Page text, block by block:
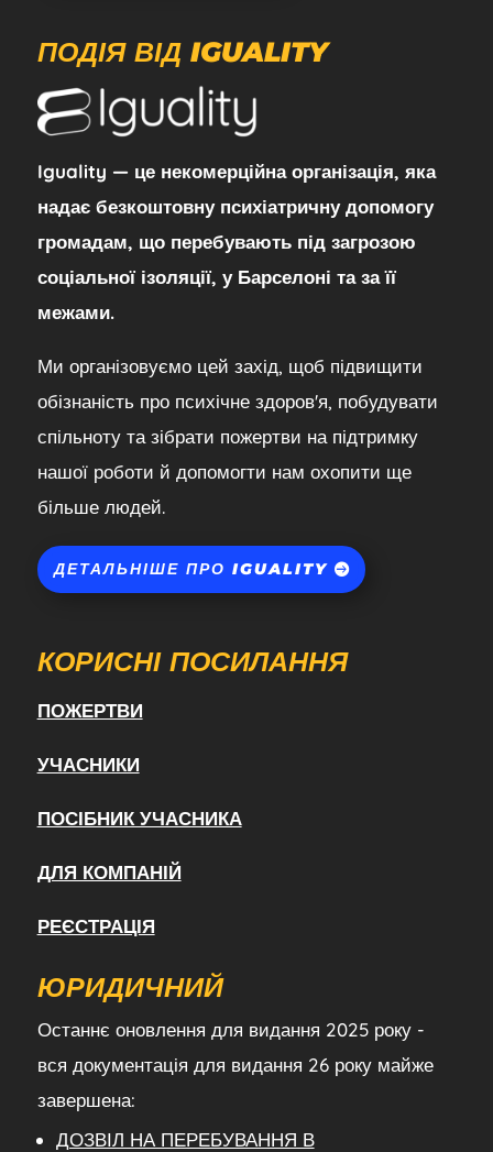
ПОДІЯ ВІД IGUALITY
Iguality — це некомерційна організація, яка
надає безкоштовну психіатричну допомогу
громадам, що перебувають під загрозою
соціальної ізоляції, у Барселоні та за її
межами.
Ми організовуємо цей захід, щоб підвищити
обізнаність про психічне здоров'я, побудувати
спільноту та зібрати пожертви на підтримку
нашої роботи й допомогти нам охопити ще
більше людей.
ДЕТАЛЬНІШЕ ПРО IGUALITY
КОРИСНІ ПОСИЛАННЯ
ПОЖЕРТВИ
УЧАСНИКИ
ПОСІБНИК УЧАСНИКА
ДЛЯ КОМПАНІЙ
РЕЄСТРАЦІЯ
ЮРИДИЧНИЙ
Останнє оновлення для видання 2025 року -
вся документація для видання 26 року майже
завершена:
ДОЗВІЛ НА ПЕРЕБУВАННЯ В